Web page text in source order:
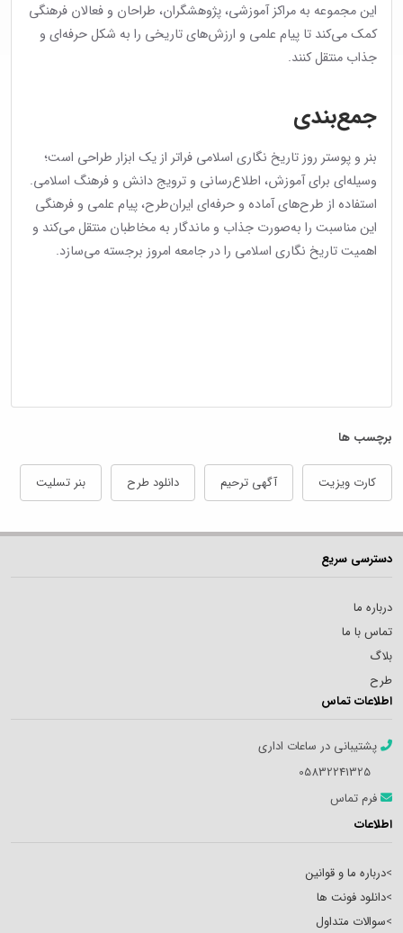
این مجموعه به مراکز آموزشی، پژوهشگران، طراحان و فعالان فرهنگی
کمک می‌کند تا پیام علمی و ارزش‌های تاریخی را به شکل حرفه‌ای و
جذاب منتقل کنند.
جمع‌بندی
بنر و پوستر روز تاریخ نگاری اسلامی فراتر از یک ابزار طراحی است؛
وسیله‌ای برای آموزش، اطلاع‌رسانی و ترویج دانش و فرهنگ اسلامی.
استفاده از طرح‌های آماده و حرفه‌ای ایران‌طرح، پیام علمی و فرهنگی
این مناسبت را به‌صورت جذاب و ماندگار به مخاطبان منتقل می‌کند و
اهمیت تاریخ نگاری اسلامی را در جامعه امروز برجسته می‌سازد.
برچسب ها
کارت ویزیت آگهی ترحیم دانلود طرح بنر تسلیت
دسترسی سریع
درباره ما
تماس با ما
بلاگ
طرح
اطلاعات تماس
پشتیبانی در ساعات اداری
05832241325
فرم تماس
اطلاعات
>درباره ما و قوانین
>دانلود فونت ها
>سوالات متداول